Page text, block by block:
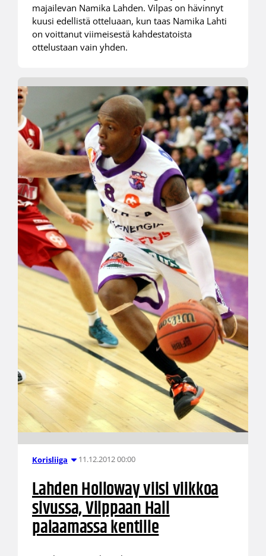
majailevan Namika Lahden. Vilpas on hävinnyt
kuusi edellistä otteluaan, kun taas Namika Lahti
on voittanut viimeisestä kahdestatoista
ottelustaan vain yhden.
Korisliiga 11.12.2012 00:00
Lahden Holloway viisi viikkoa
sivussa, Vilppaan Hall
palaamassa kentille